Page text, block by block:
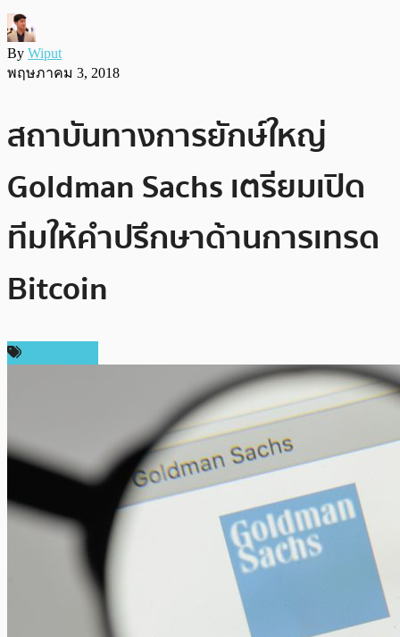
By Wiput
พฤษภาคม 3, 2018
สถาบันทางการยักษ์ใหญ่
Goldman Sachs เตรียมเปิด
ทีมให้คำปรึกษาด้านการเทรด
Bitcoin